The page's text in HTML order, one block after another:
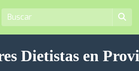
Dietistas en